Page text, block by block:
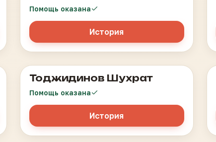
Помощь оказана
История
Лимфома Ходжкина
Тоджидинов Шухрат
Помощь оказана
История